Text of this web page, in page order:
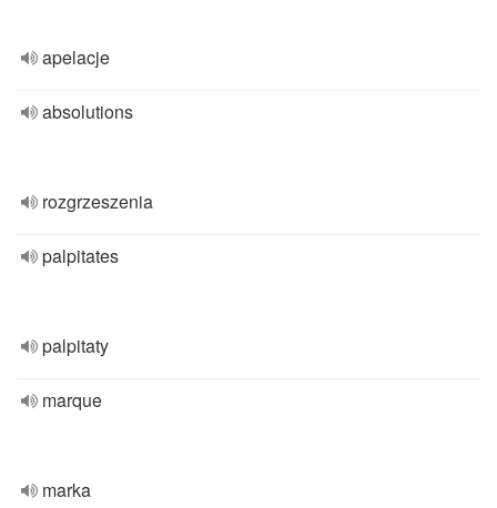
apelacje
absolutions
rozgrzeszenia
palpitates
palpitaty
marque
marka